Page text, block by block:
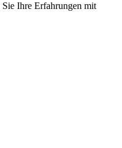
Ihre Erfahrungen mit